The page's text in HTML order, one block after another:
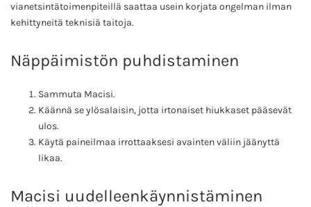
vianetsintätoimenpiteillä saattaa usein korjata ongelman ilman
kehittyneitä teknisiä taitoja.
Näppäimistön puhdistaminen
Sammuta Macisi.
Käännä se ylösalaisin, jotta irtonaiset hiukkaset pääsevät
ulos.
Käytä paineilmaa irrottaaksesi avainten väliin jäänyttä
likaa.
Macisi uudelleenkäynnistäminen